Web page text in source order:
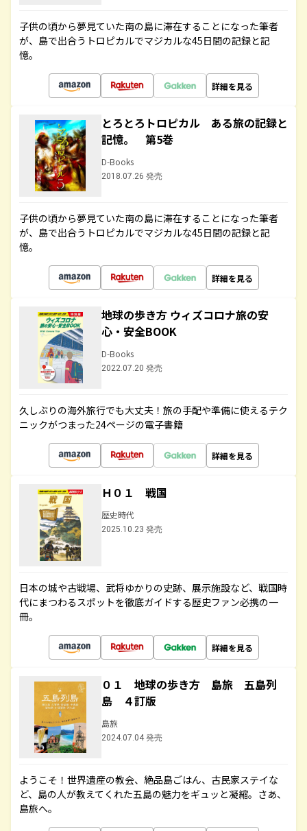
子供の頃から夢見ていた南の島に滞在することになった筆者
が、島で出合うトロピカルでマジカルな45日間の記録と記
憶。
詳細を見る
とろとろトロピカル ある旅の記録と
記憶。 第5巻
D-Books
2018.07.26 発売
子供の頃から夢見ていた南の島に滞在することになった筆者
が、島で出合うトロピカルでマジカルな45日間の記録と記
憶。
詳細を見る
地球の歩き方 ウィズコロナ旅の安
心・安全BOOK
D-Books
2022.07.20 発売
久しぶりの海外旅行でも大丈夫！旅の手配や準備に使えるテク
ニックがつまった24ページの電子書籍
詳細を見る
Ｈ０１ 戦国
歴史時代
2025.10.23 発売
日本の城や古戦場、武将ゆかりの史跡、展示施設など、戦国時
代にまつわるスポットを徹底ガイドする歴史ファン必携の一
冊。
詳細を見る
０１ 地球の歩き方 島旅 五島列
島 ４訂版
島旅
2024.07.04 発売
ようこそ！世界遺産の教会、絶品島ごはん、古民家ステイな
ど、島の人が教えてくれた五島の魅力をギュッと凝縮。さあ、
島旅へ。